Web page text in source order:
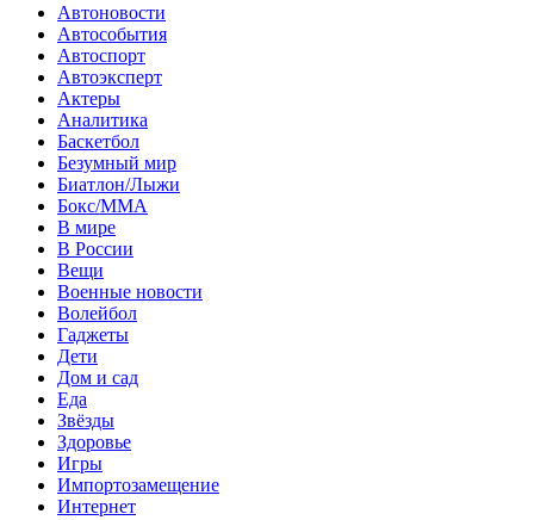
Автоновости
Автособытия
Автоспорт
Автоэксперт
Актеры
Аналитика
Баскетбол
Безумный мир
Биатлон/Лыжи
Бокс/MMA
В мире
В России
Вещи
Военные новости
Волейбол
Гаджеты
Дети
Дом и сад
Еда
Звёзды
Здоровье
Игры
Импортозамещение
Интернет